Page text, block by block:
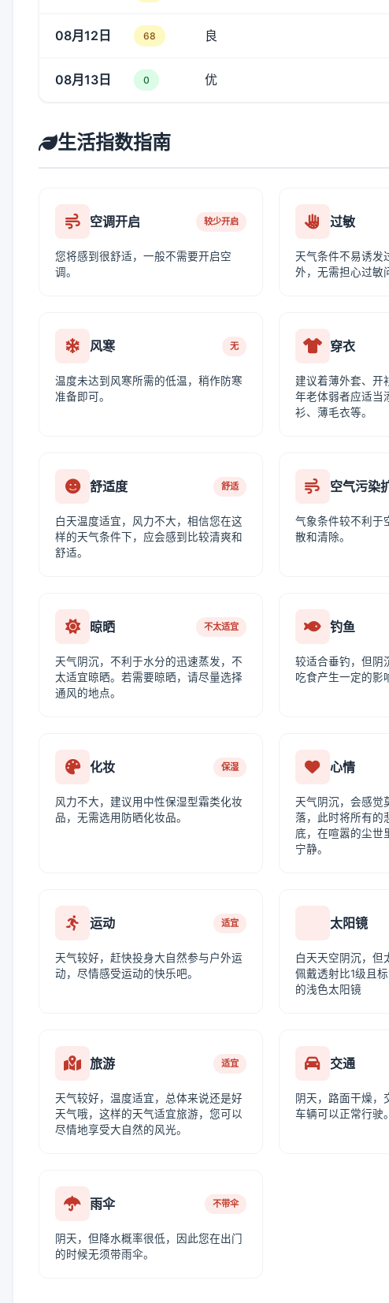
08月12日 68 良
08月13日 0 优
生活指数指南
空调开启 较少开启
您将感到很舒适，一般不需要开启空
调。
过敏
天气条件不易诱发
外，无需担心过敏
风寒 无
温度未达到风寒所需的低温，稍作防寒
准备即可。
穿衣
建议着薄外套、开
年老体弱者应适当
衫、薄毛衣等。
舒适度 舒适
白天温度适宜，风力不大，相信您在这
样的天气条件下，应会感到比较清爽和
舒适。
空气污染
气象条件较不利于
散和清除。
晾晒 不太适宜
天气阴沉，不利于水分的迅速蒸发，不
太适宜晾晒。若需要晾晒，请尽量选择
通风的地点。
钓鱼
较适合垂钓，但阴
吃食产生一定的影
化妆 保湿
风力不大，建议用中性保湿型霜类化妆
品，无需选用防晒化妆品。
心情
天气阴沉，会感觉
落，此时将所有的
底，在喧嚣的尘世
宁静。
运动 适宜
天气较好，赶快投身大自然参与户外运
动，尽情感受运动的快乐吧。
太阳镜
白天天空阴沉，但
佩戴透射比1级且
的浅色太阳镜
旅游 适宜
天气较好，温度适宜，总体来说还是好
天气哦，这样的天气适宜旅游，您可以
尽情地享受大自然的风光。
交通
阴天，路面干燥，
车辆可以正常行驶。
雨伞 不带伞
阴天，但降水概率很低，因此您在出门
的时候无须带雨伞。